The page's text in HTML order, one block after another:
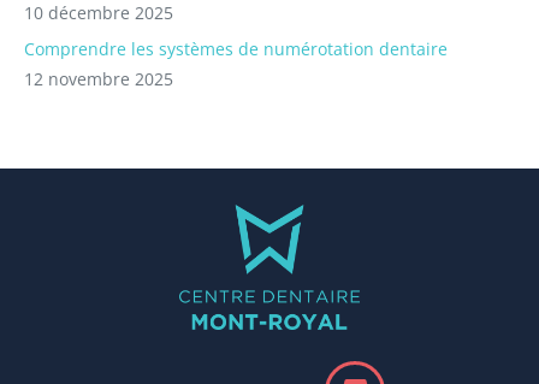
10 décembre 2025
Comprendre les systèmes de numérotation dentaire
12 novembre 2025